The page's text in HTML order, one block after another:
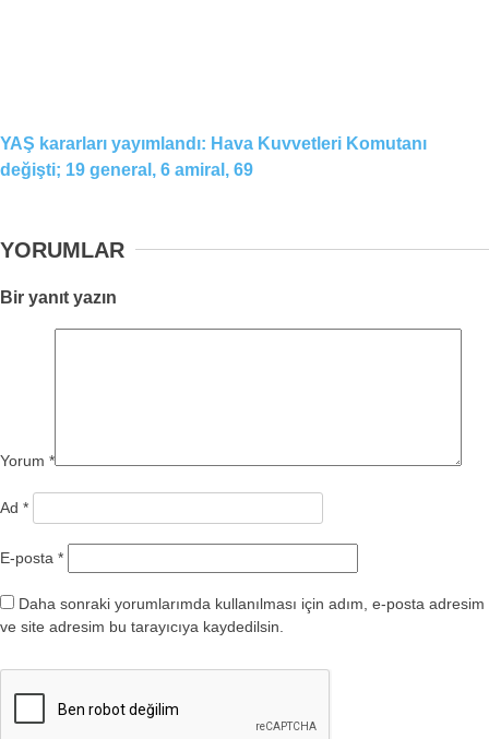
YAŞ kararları yayımlandı: Hava Kuvvetleri Komutanı
değişti; 19 general, 6 amiral, 69
YORUMLAR
Bir yanıt yazın
Yorum *
Ad *
E-posta *
Daha sonraki yorumlarımda kullanılması için adım, e-posta adresim
ve site adresim bu tarayıcıya kaydedilsin.